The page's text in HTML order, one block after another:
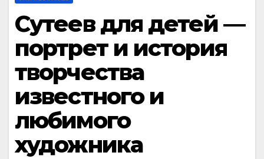
Сутеев для детей —
портрет и история
творчества
известного и
любимого
художника